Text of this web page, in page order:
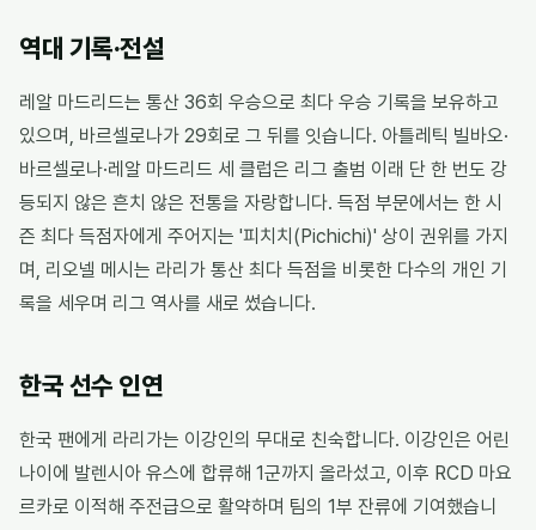
역대 기록·전설
레알 마드리드는 통산 36회 우승으로 최다 우승 기록을 보유하고
있으며, 바르셀로나가 29회로 그 뒤를 잇습니다. 아틀레틱 빌바오·
바르셀로나·레알 마드리드 세 클럽은 리그 출범 이래 단 한 번도 강
등되지 않은 흔치 않은 전통을 자랑합니다. 득점 부문에서는 한 시
즌 최다 득점자에게 주어지는 '피치치(Pichichi)' 상이 권위를 가지
며, 리오넬 메시는 라리가 통산 최다 득점을 비롯한 다수의 개인 기
록을 세우며 리그 역사를 새로 썼습니다.
한국 선수 인연
한국 팬에게 라리가는 이강인의 무대로 친숙합니다. 이강인은 어린
나이에 발렌시아 유스에 합류해 1군까지 올라섰고, 이후 RCD 마요
르카로 이적해 주전급으로 활약하며 팀의 1부 잔류에 기여했습니